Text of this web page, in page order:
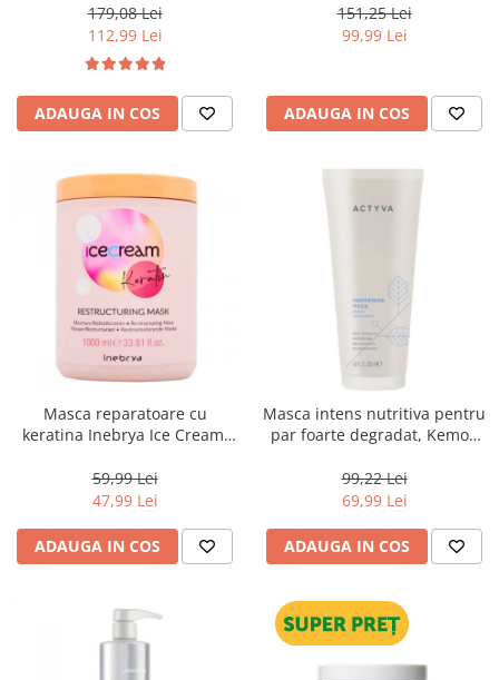
ml
179,08 Lei
112,99 Lei
ADAUGA IN COS
151,25 Lei
99,99 Lei
ADAUGA IN COS
Masca reparatoare cu
keratina Inebrya Ice Cream,
59,99 Lei
47,99 Lei
ADAUGA IN COS
Masca intens nutritiva pentru
par foarte degradat, Kemon
ml
99,22 Lei
69,99 Lei
ADAUGA IN COS